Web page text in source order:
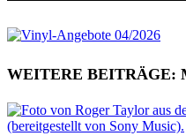
WEITERE BEITRÄGE: